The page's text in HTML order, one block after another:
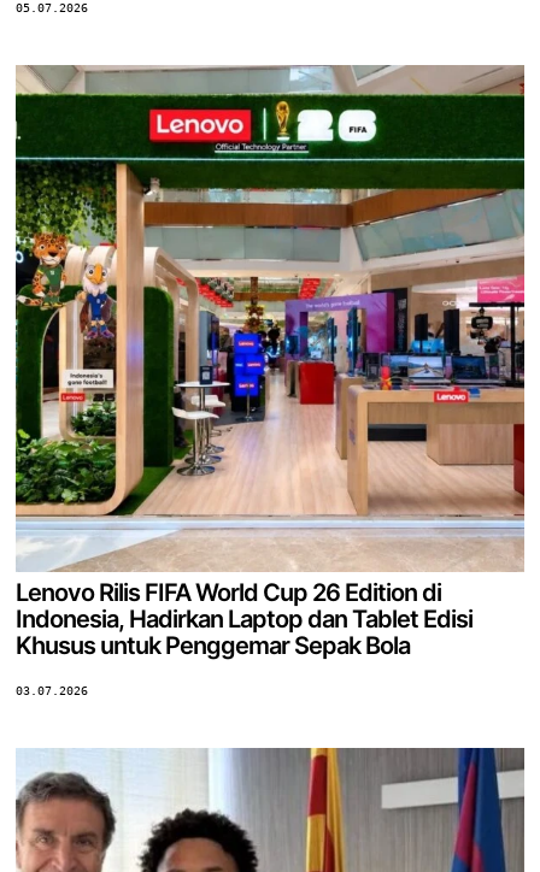
05.07.2026
Lenovo Rilis FIFA World Cup 26 Edition di
Indonesia, Hadirkan Laptop dan Tablet Edisi
Khusus untuk Penggemar Sepak Bola
03.07.2026